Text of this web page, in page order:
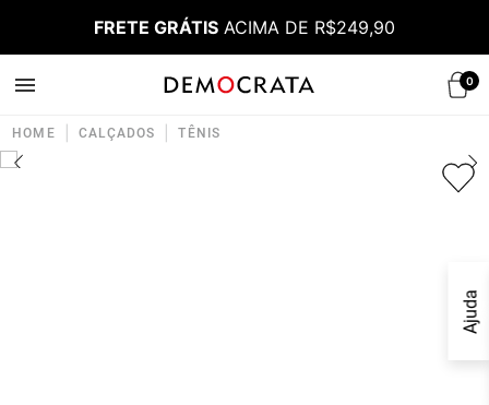
FRETE GRÁTIS ACIMA DE R$249,90
0
Ajuda
HOME CALÇADOS TÊNIS